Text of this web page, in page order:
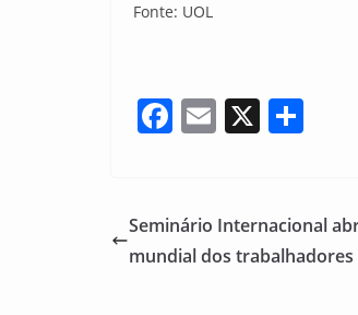
Fonte: UOL
F
e
b
E
l
X
e
Seminário Internacional
mundial dos trabalhadores